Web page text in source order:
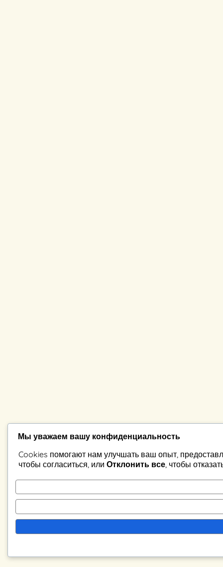
Мы уважаем вашу конфиденциальность
Cookies помогают нам улучшать ваш опыт,
чтобы согласиться, или Отклонить все , чтобы